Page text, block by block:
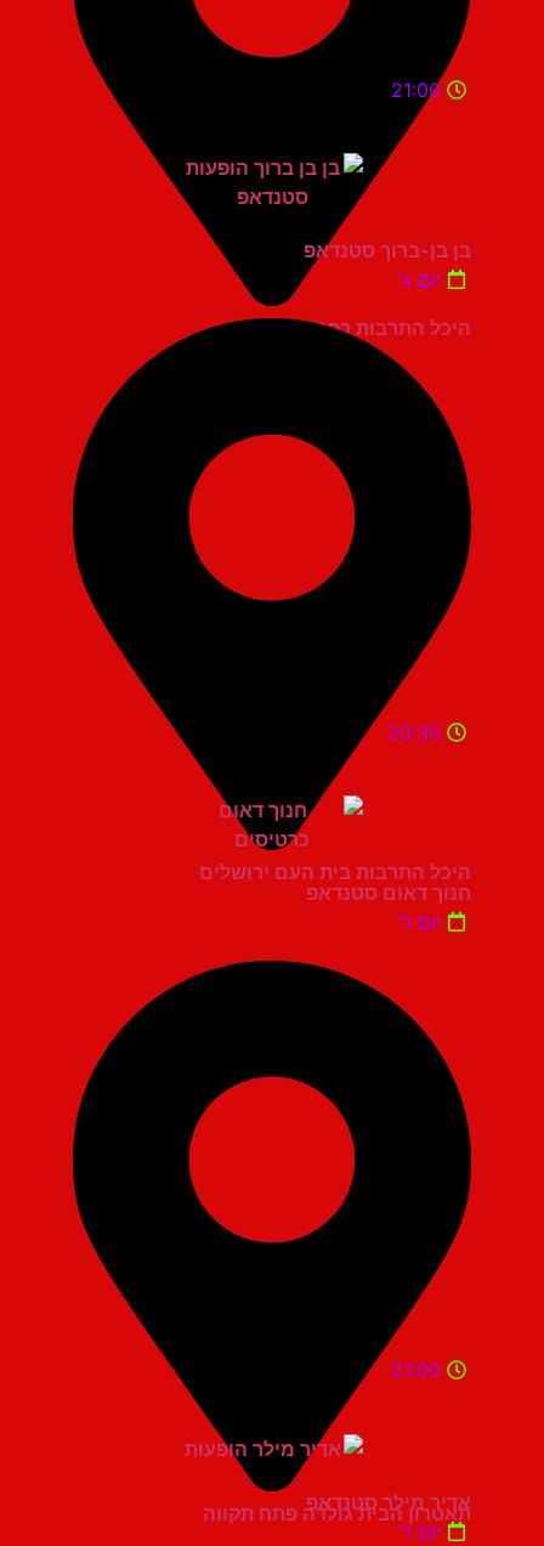
היכל התרבות כפר סבא
21:00
בן בן-ברוך סטנדאפ
יום ג'
היכל התרבות בית העם ירושלים
20:30
חנוך דאום סטנדאפ
יום ד'
תאטרון הבית גולדה פתח תקווה
21:00
אדיר מילר סטנדאפ
יום ד'